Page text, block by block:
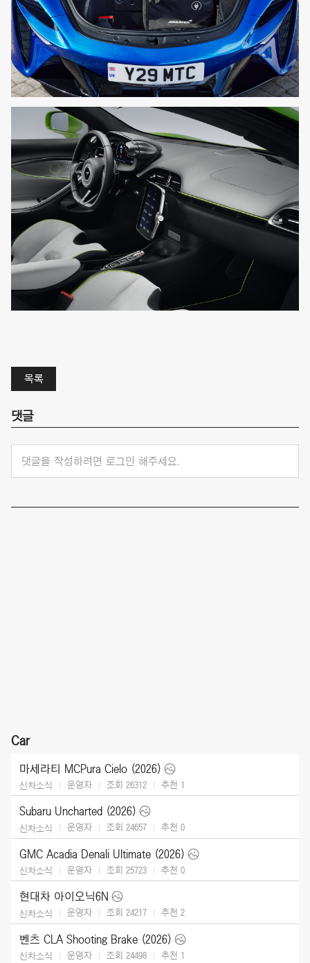
목록
댓글
댓글을 작성하려면 로그인 해주세요.
Car
마세라티 MCPura Cielo (2026)
신차소식 운영자 조회 26312 추천 1
Subaru Uncharted (2026)
신차소식 운영자 조회 24657 추천 0
GMC Acadia Denali Ultimate (2026)
신차소식 운영자 조회 25723 추천 0
현대차 아이오닉6N
신차소식 운영자 조회 24217 추천 2
벤츠 CLA Shooting Brake (2026)
신차소식 운영자 조회 24498 추천 1